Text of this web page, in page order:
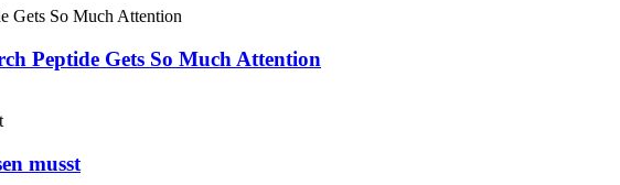
Peptide Gets So Much Attention
musst